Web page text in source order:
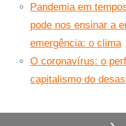
Pandemia em
pode nos ensinar a
emergência: o clima
O coronavírus: o
capitalismo do